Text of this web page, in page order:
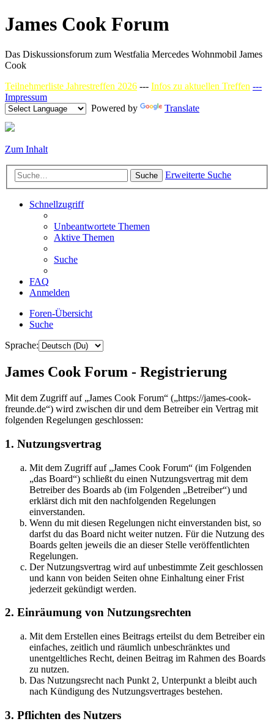
James Cook Forum
Das Diskussionsforum zum Westfalia Mercedes Wohnmobil James
Cook
Teilnehmerliste Jahrestreffen 2026 --- Infos zu aktuellen Treffen ---
Impressum
Powered by
Translate
Zum Inhalt
Suche Erweiterte Suche
Schnellzugriff
Unbeantwortete Themen
Aktive Themen
Suche
FAQ
Anmelden
Foren-Übersicht
Suche
Sprache:
James Cook Forum - Registrierung
Mit dem Zugriff auf „James Cook Forum“ („https://james-cook-
freunde.de“) wird zwischen dir und dem Betreiber ein Vertrag mit
folgenden Regelungen geschlossen:
1. Nutzungsvertrag
Mit dem Zugriff auf „James Cook Forum“ (im Folgenden
„das Board“) schließt du einen Nutzungsvertrag mit dem
Betreiber des Boards ab (im Folgenden „Betreiber“) und
erklärst dich mit den nachfolgenden Regelungen
einverstanden.
Wenn du mit diesen Regelungen nicht einverstanden bist, so
darfst du das Board nicht weiter nutzen. Für die Nutzung des
Boards gelten jeweils die an dieser Stelle veröffentlichten
Regelungen.
Der Nutzungsvertrag wird auf unbestimmte Zeit geschlossen
und kann von beiden Seiten ohne Einhaltung einer Frist
jederzeit gekündigt werden.
2. Einräumung von Nutzungsrechten
Mit dem Erstellen eines Beitrags erteilst du dem Betreiber ein
einfaches, zeitlich und räumlich unbeschränktes und
unentgeltliches Recht, deinen Beitrag im Rahmen des Boards
zu nutzen.
Das Nutzungsrecht nach Punkt 2, Unterpunkt a bleibt auch
nach Kündigung des Nutzungsvertrages bestehen.
3. Pflichten des Nutzers